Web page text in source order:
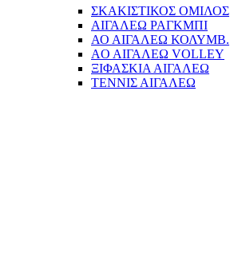
ΣΚΑΚΙΣΤΙΚΟΣ ΟΜΙΛΟΣ
ΑΙΓΑΛΕΩ ΡΑΓΚΜΠΙ
ΑΟ ΑΙΓΑΛΕΩ ΚΟΛΥΜΒ.
AO AIΓΑΛΕΩ VOLLEY
ΞΙΦΑΣΚΙΑ ΑΙΓΑΛΕΩ
ΤΕΝΝΙΣ ΑΙΓΑΛΕΩ